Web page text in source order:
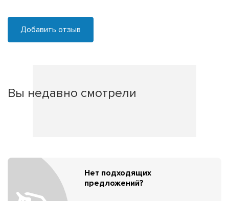
Добавить отзыв
Вы недавно смотрели
Нет подходящих
предложений?